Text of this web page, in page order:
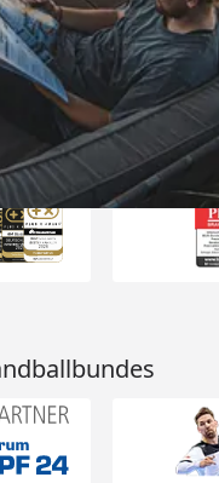
11.05.2026